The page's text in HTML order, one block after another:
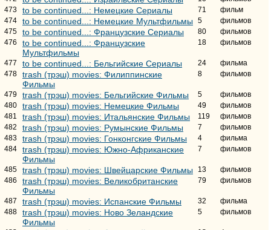
473
to be continued...: Немецкие Сериалы 71
фильм
474
to be continued...: Немецкие Мультфильмы 5
фильмов
475
to be continued...: Французские Сериалы 80
фильмов
476
to be continued...: Французские
Мультфильмы
18 фильмов
477 to be continued...: Бельгийские Сериалы 24
фильма
478
trash (трэш) movies: Филиппинские
Фильмы
8 фильмов
479 trash (трэш) movies: Бельгийские Фильмы 5
фильмов
480
trash (трэш) movies: Немецкие Фильмы 49
фильмов
481
trash (трэш) movies: Итальянские Фильмы 119
фильмов
482
trash (трэш) movies: Румынские Фильмы 7
фильмов
483
trash (трэш) movies: Гонконгские Фильмы 4
фильма
484
trash (трэш) movies: Южно-Африканские
Фильмы
7 фильмов
485 trash (трэш) movies: Швейцарские Фильмы 13
фильмов
486
trash (трэш) movies: Великобританские
Фильмы
79 фильмов
487 trash (трэш) movies: Испанские Фильмы 32
фильма
488
trash (трэш) movies: Ново Зеландские
Фильмы
5 фильмов